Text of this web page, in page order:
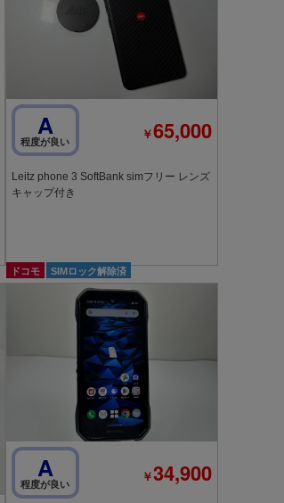
A
程度が良い ￥65,000
Leitz phone 3 SoftBank simフリー レンズ
キャップ付き
ドコモ SIMロック解除済
A
程度が良い ￥34,900